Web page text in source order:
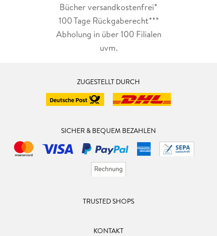
Bücher versandkostenfrei*
100 Tage Rückgaberecht***
Abholung in über 100 Filialen
uvm.
ZUGESTELLT DURCH
SICHER & BEQUEM BEZAHLEN
TRUSTED SHOPS
KONTAKT